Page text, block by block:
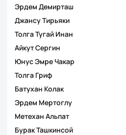
Эрдем Демирташ
Джансу Тирьяки
Толга Тугай Инан
Айкут Сергин
Юнус Эмре Чакар
Толга Гриф
Батухан Колак
Эрдем Мертоглу
Метехан Альпат
Бурак Ташкинсой